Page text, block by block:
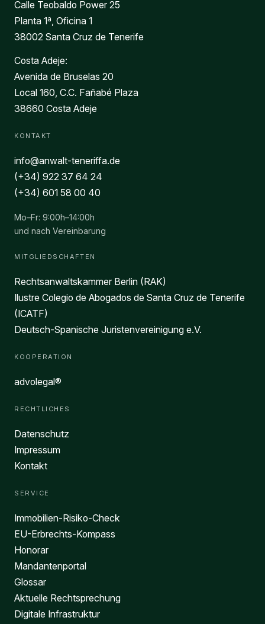
Calle Teobaldo Power 25
Planta 1ª, Oficina 1
38002 Santa Cruz de Tenerife
Costa Adeje:
Avenida de Bruselas 20
Local 160, C.C. Fañabé Plaza
38660 Costa Adeje
KONTAKT
info@anwalt-teneriffa.de
(+34) 922 37 64 24
(+34) 601 58 00 40
Mo–Fr: 9:00h–14:00h
und nach Vereinbarung
MITGLIEDSCHAFTEN
Rechtsanwaltskammer Berlin (RAK)
Ilustre Colegio de Abogados de Santa Cruz de Tenerife
(ICATF)
Deutsch-Spanische Juristenvereinigung e.V.
KOOPERATION
advolegal®
RECHTLICHES
Datenschutz
Impressum
Kontakt
SERVICE
Immobilien-Risiko-Check
EU-Erbrechts-Kompass
Honorar
Mandantenportal
Glossar
Aktuelle Rechtsprechung
Digitale Infrastruktur